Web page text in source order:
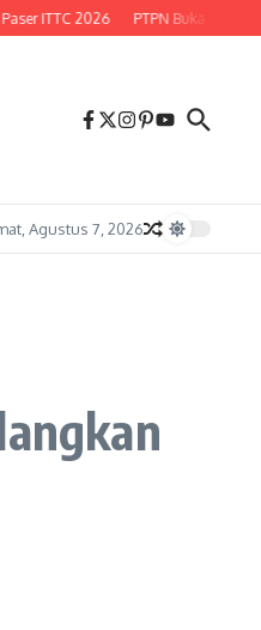
ITTC 2026 PTPN Buka Peluang
Agustus 7, 2026